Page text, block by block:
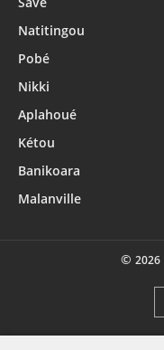
Natitingou
Pobé
Nikki
Aplahoué
Kétou
Banikoara
Malanville
© 2026